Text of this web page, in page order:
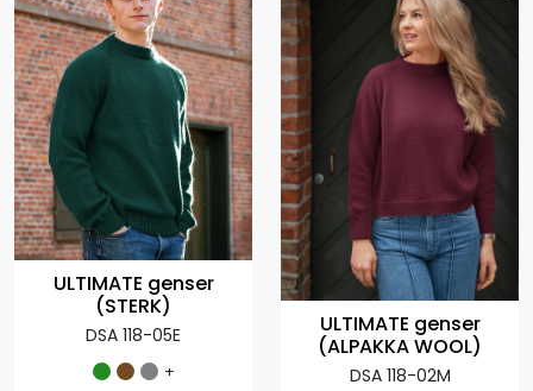
ULTIMATE genser
(STERK)
DSA 118-05E
+
ULTIMATE genser
(ALPAKKA WOOL)
DSA 118-02M